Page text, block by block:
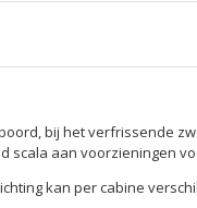
bij het verfrissende
scala aan voorzieningen
kan per cabine